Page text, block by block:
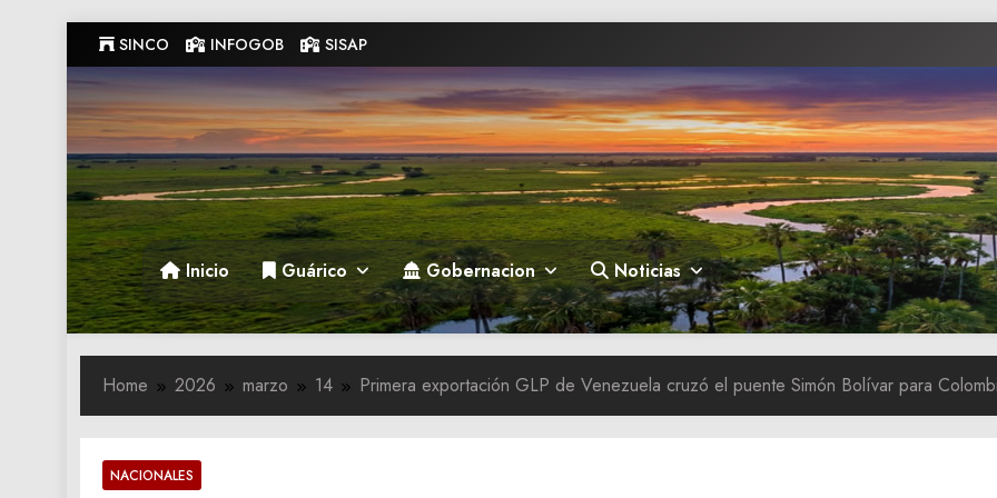
to
content
SINCO INFOGOB SISAP
Gobernacion de Guarico
Gobernacion de Guarico
Inicio Guárico Gobernacion Noticias
Home 2026 marzo 14 Primera exportación GLP de Venezuela cruzó el puente Simón Bolívar para
NACIONALES